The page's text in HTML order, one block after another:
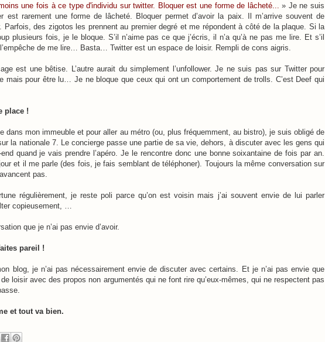
une fois à ce type d'individu sur twitter. Bloquer est une forme de lâcheté...
» Je ne suis
est rarement une forme de lâcheté. Bloquer permet d’avoir la paix. Il m’arrive souvent de
Parfois, des zigotos les prennent au premier degré et me répondent à côté de la plaque. Si la
plusieurs fois, je le bloque. S’il n’aime pas ce que j’écris, il n’a qu’à ne pas me lire. Et s’il
de me lire… Basta… Twitter est un espace de loisir. Rempli de cons aigris.
est une bêtise. L’autre aurait du simplement l’unfollower. Je ne suis pas sur Twitter pour
mais pour être lu… Je ne bloque que ceux qui ont un comportement de trolls. C’est Deef qui
place !
dans mon immeuble et pour aller au métro (ou, plus fréquemment, au bistro), je suis obligé de
la nationale 7. Le concierge passe une partie de sa vie, dehors, à discuter avec les gens qui
quand je vais prendre l’apéro. Je le rencontre donc une bonne soixantaine de fois par an.
et il me parle (des fois, je fais semblant de téléphoner). Toujours la même conversation sur
pas.
régulièrement, je reste poli parce qu’on est voisin mais j’ai souvent envie de lui parler
copieusement, …
que je n’ai pas envie d’avoir.
pareil !
blog, je n’ai pas nécessairement envie de discuter avec certains. Et je n’ai pas envie que
loisir avec des propos non argumentés qui ne font rire qu’eux-mêmes, qui ne respectent pas
et tout va bien.